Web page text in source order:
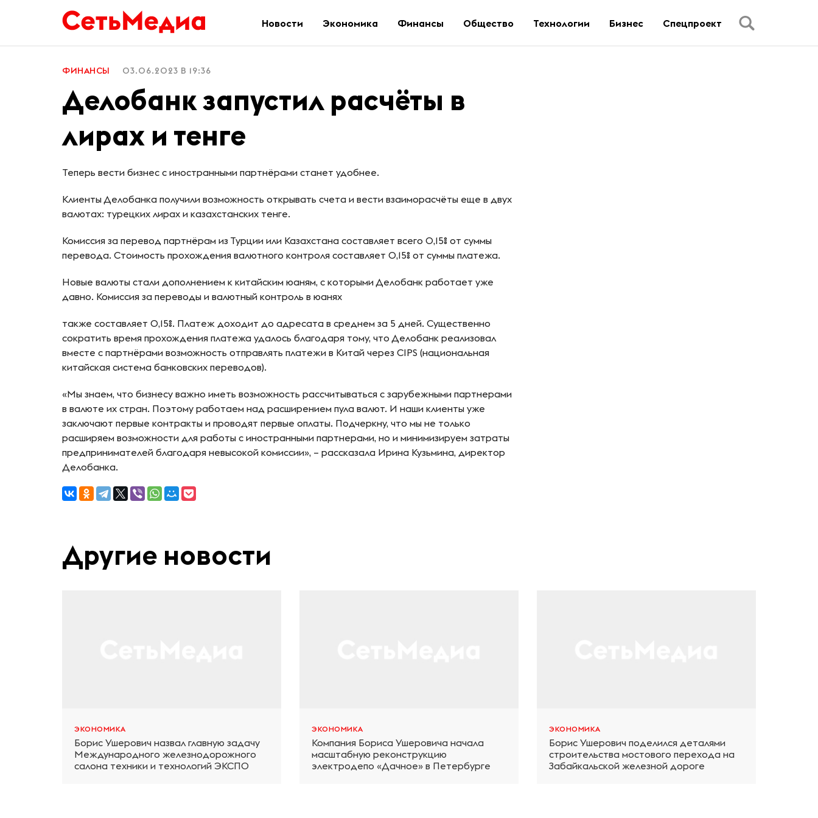
Новости Экономика Финансы Общество Технологии Бизнес Спецпроект
ФИНАНСЫ 03.06.2023 В 19:36
Делобанк запустил расчёты в
лирах и тенге
Теперь вести бизнес с иностранными партнёрами станет удобнее.
Клиенты Делобанка получили возможность открывать счета и вести взаиморасчёты еще в двух
валютах: турецких лирах и казахстанских тенге.
Комиссия за перевод партнёрам из Турции или Казахстана составляет всего 0,15% от суммы
перевода. Стоимость прохождения валютного контроля составляет 0,15% от суммы платежа.
Новые валюты стали дополнением к китайским юаням, с которыми Делобанк работает уже
давно. Комиссия за переводы и валютный контроль в юанях
также составляет 0,15%. Платеж доходит до адресата в среднем за 5 дней. Существенно
сократить время прохождения платежа удалось благодаря тому, что Делобанк реализовал
вместе с партнёрами возможность отправлять платежи в Китай через CIPS (национальная
китайская система банковских переводов).
«Мы знаем, что бизнесу важно иметь возможность рассчитываться с зарубежными партнерами
в валюте их стран. Поэтому работаем над расширением пула валют. И наши клиенты уже
заключают первые контракты и проводят первые оплаты. Подчеркну, что мы не только
расширяем возможности для работы с иностранными партнерами, но и минимизируем затраты
предпринимателей благодаря невысокой комиссии», – рассказала Ирина Кузьмина, директор
Делобанка.
Другие новости
ЭКОНОМИКА
Борис Ушерович назвал главную задачу
Международного железнодорожного
салона техники и технологий ЭКСПО
ЭКОНОМИКА
Компания Бориса Ушеровича начала
масштабную реконструкцию
электродепо «Дачное» в Петербурге
ЭКОНОМИКА
Борис Ушерович поделился деталями
строительства мостового перехода на
Забайкальской железной дороге